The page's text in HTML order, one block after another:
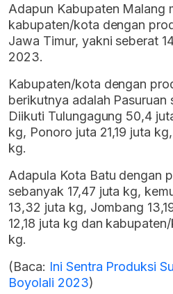
Adapun Kabupaten Malang
kabupaten/kota dengan
Jawa Timur, yakni seberat
2023.
Kabupaten/kota dengan
berikutnya adalah
Diikuti Tulungagung 50,4
kg, Ponoro juta 21,19 juta
kg.
Adapula Kota Batu dengan
sebanyak 17,47 juta kg,
13,32 juta kg, Jombang
12,18 juta kg dan
kg.
(Baca: Ini Sentra Produksi
Boyolali 2023)